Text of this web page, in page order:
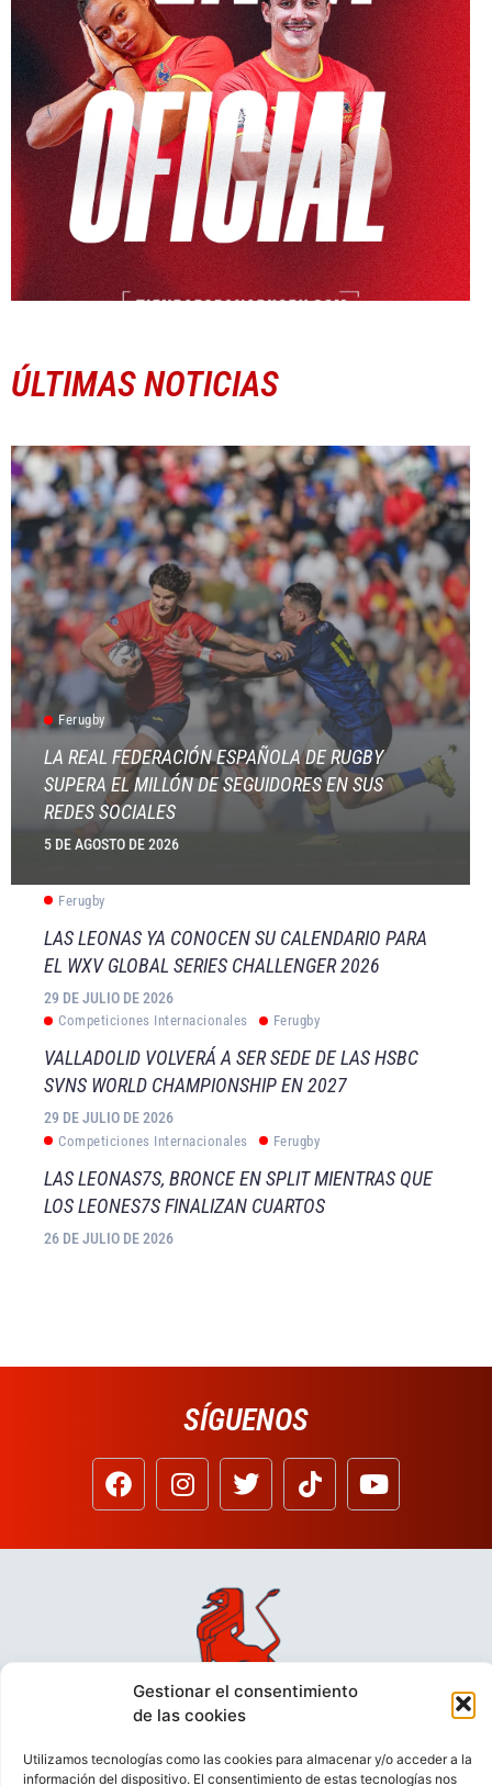
Gestionar el consentimiento
de las cookies
Utilizamos tecnologías como las cookies para almacenar y/o acceder a la
información del dispositivo. El consentimiento de estas tecnologías nos
ÚLTIMAS NOTICIAS
Ferugby
LA REAL FEDERACIÓN ESPAÑOLA DE RUGBY
SUPERA EL MILLÓN DE SEGUIDORES EN SUS
REDES SOCIALES
5 DE AGOSTO DE 2026
Ferugby
LAS LEONAS YA CONOCEN SU CALENDARIO PARA
EL WXV GLOBAL SERIES CHALLENGER 2026
29 DE JULIO DE 2026
Competiciones Internacionales Ferugby
VALLADOLID VOLVERÁ A SER SEDE DE LAS HSBC
SVNS WORLD CHAMPIONSHIP EN 2027
29 DE JULIO DE 2026
Competiciones Internacionales Ferugby
LAS LEONAS7S, BRONCE EN SPLIT MIENTRAS QUE
LOS LEONES7S FINALIZAN CUARTOS
26 DE JULIO DE 2026
SÍGUENOS